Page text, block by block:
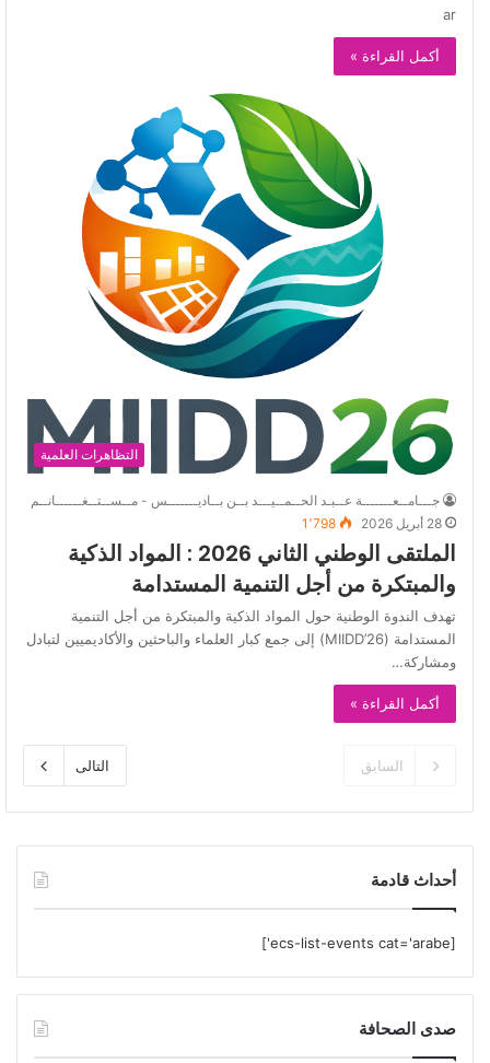
ar
أكمل القراءة »
التظاهرات العلمية
جـــامــعـــــــة عــبـد الحــمــيـــد بــن بــاديـــــــس - مــســتــغــــــانــم
28 أبريل 2026
1٬798
الملتقى الوطني الثاني 2026 : المواد الذكية
والمبتكرة من أجل التنمية المستدامة
تهدف الندوة الوطنية حول المواد الذكية والمبتكرة من أجل التنمية
المستدامة (MIIDD’26) إلى جمع كبار العلماء والباحثين والأكاديميين لتبادل
ومشاركة…
أكمل القراءة »
السابق التالى
أحداث قادمة
[ecs-list-events cat='arabe']
صدى الصحافة